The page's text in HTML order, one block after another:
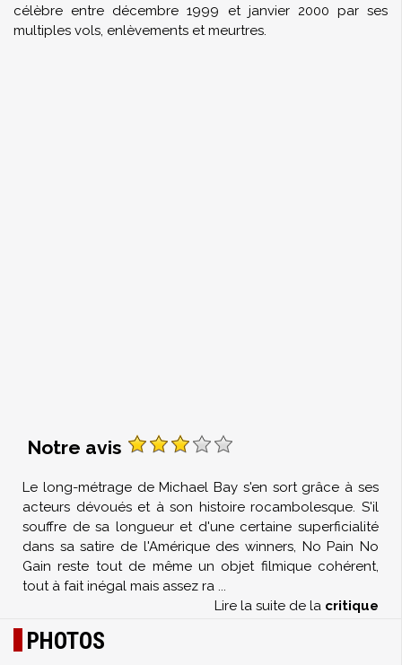
célèbre entre décembre 1999 et janvier 2000 par ses
multiples vols, enlèvements et meurtres.
Notre avis
Le long-métrage de Michael Bay s'en sort grâce à ses
acteurs dévoués et à son histoire rocambolesque. S'il
souffre de sa longueur et d'une certaine superficialité
dans sa satire de l'Amérique des winners, No Pain No
Gain reste tout de même un objet filmique cohérent,
tout à fait inégal mais assez ra ...
Lire la suite de la critique
PHOTOS